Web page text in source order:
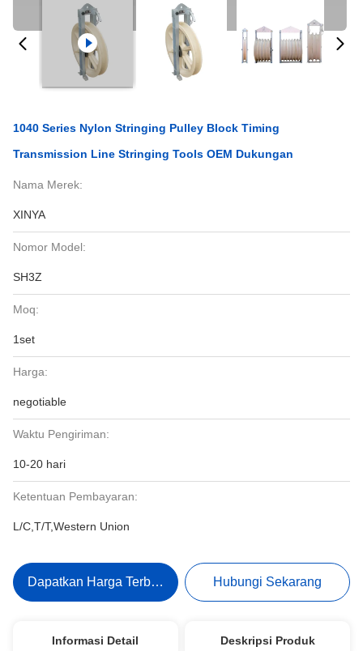
1040 Series Nylon Stringing Pulley Block Timing
Transmission Line Stringing Tools OEM Dukungan
Nama Merek:
XINYA
Nomor Model:
SH3Z
Moq:
1set
Harga:
negotiable
Waktu Pengiriman:
10-20 hari
Ketentuan Pembayaran:
L/C,T/T,Western Union
Dapatkan Harga Terbaik Hubungi Sekarang
Informasi Detail Deskripsi Produk